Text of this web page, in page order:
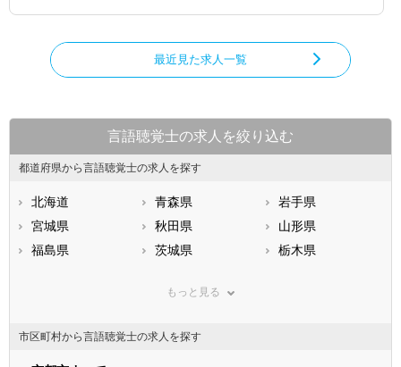
最近見た求人一覧
言語聴覚士の求人を絞り込む
都道府県から言語聴覚士の求人を探す
北海道 青森県
岩手県
宮城県
秋田県
山形県
福島県
茨城県
栃木県
神奈川県
石川県
福井県
もっと見る
市区町村から言語聴覚士の求人を探す